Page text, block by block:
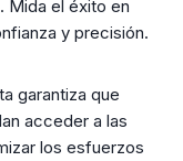
Mida el éxito en
y precisión.
garantiza que
acceder a las
los esfuerzos